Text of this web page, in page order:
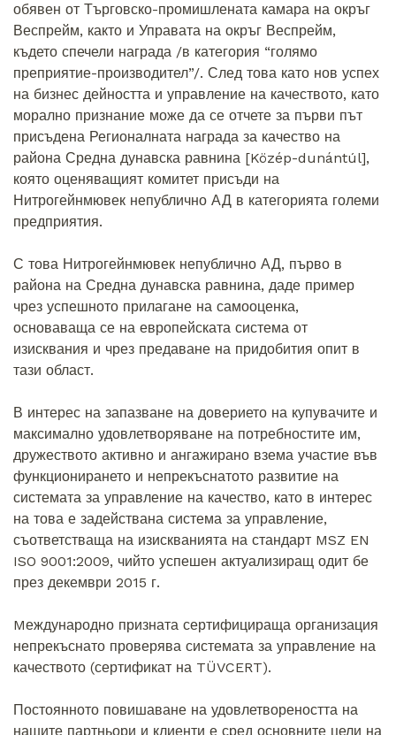
обявен от Търговско-промишлената камара на окръг
Веспрейм, както и Управата на окръг Веспрейм,
където спечели награда /в категория “голямо
преприятие-производител”/. След това като нов успех
на бизнес дейността и управление на качеството, като
морално признание може да се отчете за първи път
присъдена Регионалната награда за качество на
района Средна дунавска равнина [Közép-dunántúl],
която оценяващият комитет присъди на
Нитрогейнмювек непублично АД в категорията големи
предприятия.
С това Нитрогейнмювек непублично АД, първо в
района на Средна дунавска равнина, даде пример
чрез успешното прилагане на самооценка,
основаваща се на европейската система от
изисквания и чрез предаване на придобития опит в
тази област.
В интерес на запазване на доверието на купувачите и
максимално удовлетворяване на потребностите им,
дружеството активно и ангажирано взема участие във
функционирането и непрекъснатото развитие на
системата за управление на качество, като в интерес
на това е задействана система за управление,
съответстваща на изискванията на стандарт MSZ EN
ISO 9001:2009, чийто успешен актуализиращ одит бе
през декември 2015 г.
Mеждународно призната сертифицираща организация
непрекъснато проверява системата за управление на
качеството (сертификат на TÜVCERT).
Постоянното повишаване на удовлетвореността на
нашите партньори и клиенти е сред основните цели на